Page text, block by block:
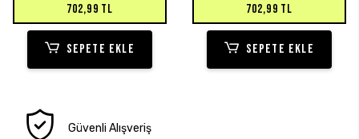
702,99 TL
SEPETE EKLE
702,99 TL
SEPETE EKLE
Güvenli Alışveriş